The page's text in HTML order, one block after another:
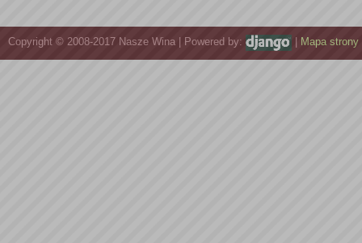
Copyright © 2008-2017 Nasze Wina | Powered by: Mapa strony